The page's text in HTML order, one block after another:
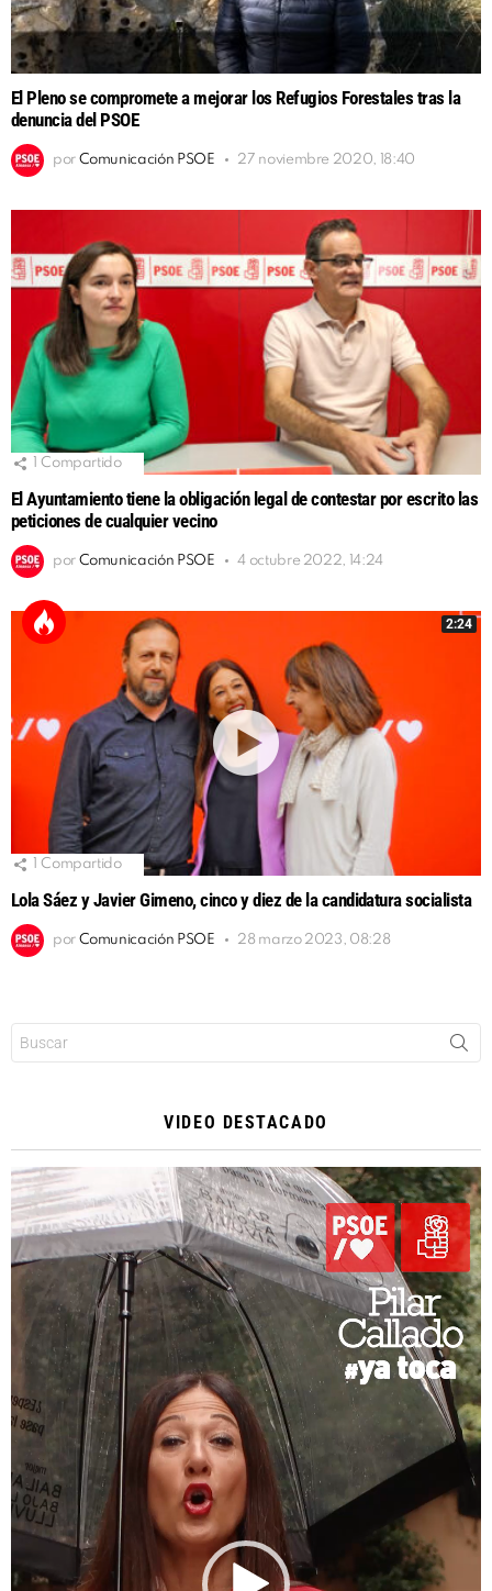
El Pleno se compromete a mejorar los Refugios Forestales tras la
denuncia del PSOE
por Comunicación PSOE 27 noviembre 2020, 18:40
Compartido
El Ayuntamiento tiene la obligación legal de contestar por escrito las
peticiones de cualquier vecino
por Comunicación PSOE 4 octubre 2022, 14:24
2:24
Compartido
Lola Sáez y Javier Gimeno, cinco y diez de la candidatura socialista
por Comunicación PSOE 28 marzo 2023, 08:28
VIDEO DESTACADO
Reproductor
de
vídeo